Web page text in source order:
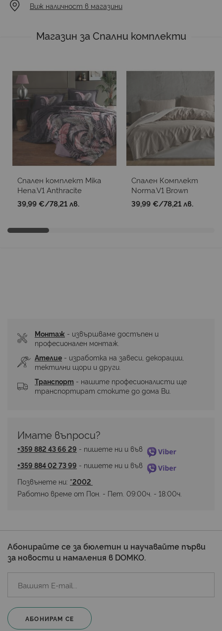
Виж наличност в магазини
Магазин за Спални комплекти
Спален комплект Mika
Hena.V1 Anthracite
39,99 €/78,21 лв.
Спален Комплект
Norma.V1 Brown
39,99 €/78,21 лв.
Монтаж - извършваме достъпен и
професионален монтаж.
Ателие - изработка на завеси, декорации,
тектилни щори и други.
Транспорт - нашите професионалисти ще
транспортират стоките до дома Ви.
Имате въпроси?
+359 882 43 66 29 - пишете ни и във
+359 884 02 73 99 - пишете ни и във
Позвънете ни: *2002
Работно време от Пон. - Пет. 09:00ч. - 18:00ч.
Абонирайте се за бюлетин и научавайте първи
за новости и намаления в DOMKO.
АБОНИРАМ СЕ